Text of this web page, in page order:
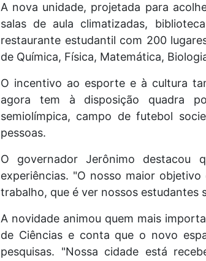
A nova unidade, projetada para
salas de aula climatizadas,
restaurante estudantil com 200
de Química, Física, Matemática,
O incentivo ao esporte e à cultura
agora tem à disposição quadra
semiolímpica, campo de futebol
pessoas.
O governador Jerônimo destacou
experiências. "O nosso maior
trabalho, que é ver nossos estudantes
A novidade animou quem mais
de Ciências e conta que o novo
pesquisas. "Nossa cidade está